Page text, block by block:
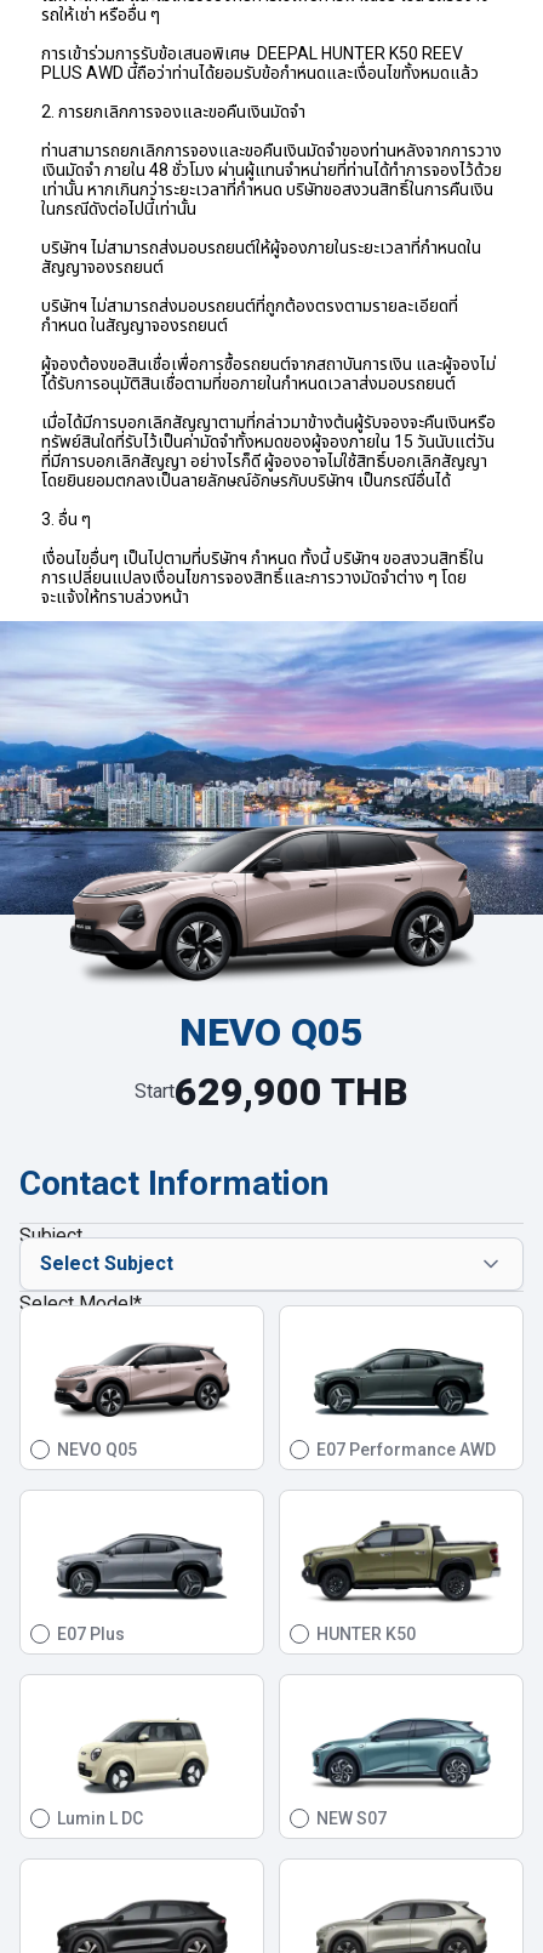
รถให้เช่า หรืออื่น ๆ
การเข้าร่วมการรับข้อเสนอพิเศษ  DEEPAL HUNTER K50 REEV
PLUS AWD นี้ถือว่าท่านได้ยอมรับข้อกำหนดและเงื่อนไขทั้งหมดแล้ว
2. การยกเลิกการจองและขอคืนเงินมัดจำ
ท่านสามารถยกเลิกการจองและขอคืนเงินมัดจำของท่านหลังจากการวาง
เงินมัดจำ ภายใน 48 ชั่วโมง ผ่านผู้แทนจำหน่ายที่ท่านได้ทำการจองไว้ด้วย
เท่านั้น หากเกินกว่าระยะเวลาที่กำหนด บริษัทขอสงวนสิทธิ์ในการคืนเงิน
ในกรณีดังต่อไปนี้เท่านั้น
บริษัทฯ ไม่สามารถส่งมอบรถยนต์ให้ผู้จองภายในระยะเวลาที่กำหนดใน
สัญญาจองรถยนต์
บริษัทฯ ไม่สามารถส่งมอบรถยนต์ที่ถูกต้องตรงตามรายละเอียดที่
กำหนด ในสัญญาจองรถยนต์
ผู้จองต้องขอสินเชื่อเพื่อการซื้อรถยนต์จากสถาบันการเงิน และผู้จองไม่
ได้รับการอนุมัติสินเชื่อตามที่ขอภายในกำหนดเวลาส่งมอบรถยนต์
เมื่อได้มีการบอกเลิกสัญญาตามที่กล่าวมาข้างต้นผู้รับจองจะคืนเงินหรือ
ทรัพย์สินใดที่รับไว้เป็นค่ามัดจำทั้งหมดของผู้จองภายใน 15 วันนับแต่วัน
ที่มีการบอกเลิกสัญญา อย่างไรก็ดี ผู้จองอาจไม่ใช้สิทธิ์บอกเลิกสัญญา
โดยยินยอมตกลงเป็นลายลักษณ์อักษรกับบริษัทฯ เป็นกรณีอื่นได้
3. อื่น ๆ
เงื่อนไขอื่นๆ เป็นไปตามที่บริษัทฯ กำหนด ทั้งนี้ บริษัทฯ ขอสงวนสิทธิ์ใน
การเปลี่ยนแปลงเงื่อนไขการจองสิทธิ์และการวางมัดจำต่าง ๆ โดย
จะแจ้งให้ทราบล่วงหน้า
Contact Information
Subject
Select Model*
NEVO Q05 E07 Performance AWD
E07 Plus HUNTER K50
Lumin L DC NEW S07
NEVO Q05
Start629,900 THB